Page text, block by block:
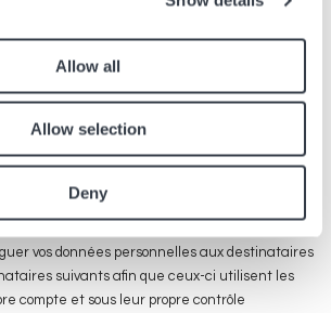
Allow all
Allow selection
Deny
que nous collectons de vous afin
d'analyser les tendances de trafic et
à des fins d’opérations marketing ciblées, dans
optimiser notre présence en ligne ainsi que nos
nous vos données personnelles ?
vos données personnelles aux destinataires
suivants afin que ceux-ci utilisent les
compte et sous leur propre contrôle